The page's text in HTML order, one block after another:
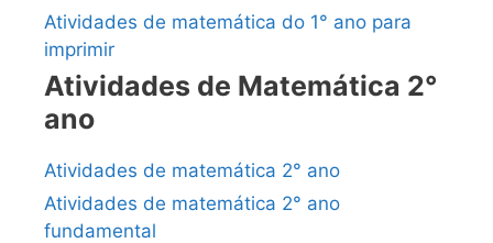
Atividades de matemática do 1° ano para
imprimir
Atividades de Matemática 2°
ano
Atividades de matemática 2° ano
Atividades de matemática 2° ano
fundamental